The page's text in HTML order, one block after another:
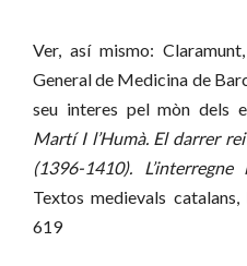
Ver, así mismo:
General de Medicina de
seu interes pel mòn dels
Martí I l’Humà. El darrer
(1396-1410).
Textos medievals
619